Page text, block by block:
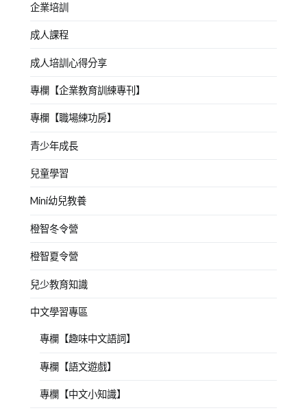
企業培訓
成人課程
成人培訓心得分享
專欄【企業教育訓練專刊】
專欄【職場練功房】
青少年成長
兒童學習
Mini幼兒教養
橙智冬令營
橙智夏令營
兒少教育知識
中文學習專區
專欄【趣味中文語詞】
專欄【語文遊戲】
專欄【中文小知識】